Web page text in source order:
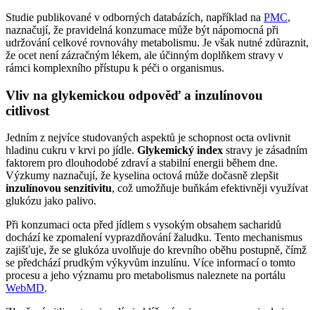
Studie publikované v odborných databázích, například na PMC,
naznačují, že pravidelná konzumace může být nápomocná při
udržování celkové rovnováhy metabolismu. Je však nutné zdůraznit,
že ocet není zázračným lékem, ale účinným doplňkem stravy v
rámci komplexního přístupu k péči o organismus.
Vliv na glykemickou odpověď a inzulínovou
citlivost
Jedním z nejvíce studovaných aspektů je schopnost octa ovlivnit
hladinu cukru v krvi po jídle. Glykemický index stravy je zásadním
faktorem pro dlouhodobé zdraví a stabilní energii během dne.
Výzkumy naznačují, že kyselina octová může dočasně zlepšit
inzulínovou senzitivitu, což umožňuje buňkám efektivněji využívat
glukózu jako palivo.
Při konzumaci octa před jídlem s vysokým obsahem sacharidů
dochází ke zpomalení vyprazdňování žaludku. Tento mechanismus
zajišťuje, že se glukóza uvolňuje do krevního oběhu postupně, čímž
se předchází prudkým výkyvům inzulínu. Více informací o tomto
procesu a jeho významu pro metabolismus naleznete na portálu
WebMD.